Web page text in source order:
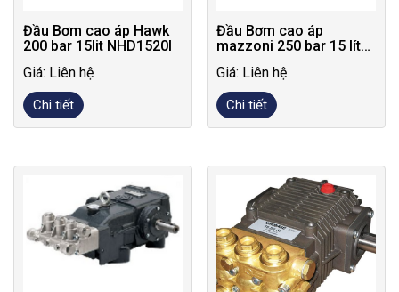
Đầu Bơm cao áp Hawk
200 bar 15lit NHD1520I
Giá: Liên hệ
Chi tiết
Đầu Bơm cao áp
mazzoni 250 bar 15 lít
Giá: Liên hệ
Chi tiết